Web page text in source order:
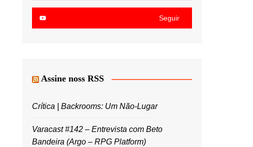
Seguir
Assine noss RSS
Crítica | Backrooms: Um Não-Lugar
Varacast #142 – Entrevista com Beto
Bandeira (Argo – RPG Platform)